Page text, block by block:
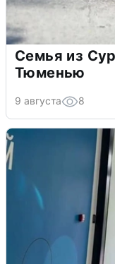
Семья из
Тюменью
9 августа 8